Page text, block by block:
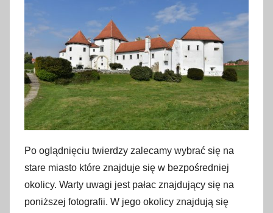
Po oglądnięciu twierdzy zalecamy wybrać się na
stare miasto które znajduje się w bezpośredniej
okolicy. Warty uwagi jest pałac znajdujący się na
poniższej fotografii. W jego okolicy znajdują się